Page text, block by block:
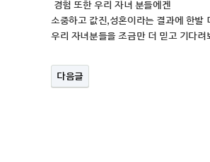
경험 또한 우리 자녀 분들에겐
소중하고 값진,성혼이라는 결과에 한발
우리 자녀분들을 조금만 더 믿고 기다
다음글